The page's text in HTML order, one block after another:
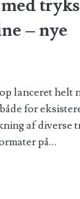
– nye
lanceret helt
for
af diverse
på…